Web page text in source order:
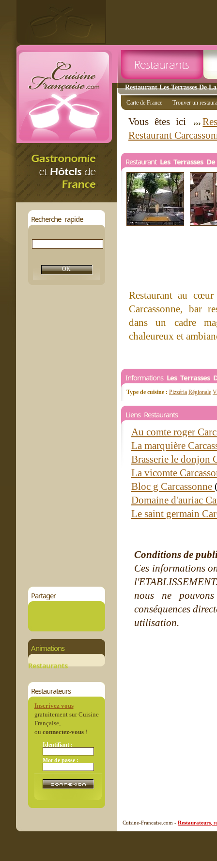
Restaurant Les Terrasses De
Recherche rapide
Partager
Animations
Restaurants
Restaurateurs
Inscrivez vous
gratuitement sur Cuisine
Française,
ou connectez-vous!
Identifiant :
Mot de passe :
Carte de France Trouver un
Vous êtes ici
Restaurant
Restaurant Les Terrasses
Restaurant au
Carcassonne, bar
dans un cadre
chaleureux et
Informations Les Terrasses
Type de cuisine : Pizzéria Régionale
Liens Restaurants
Au comte roger
La marquière
Brasserie le donjon
La vicomte
Bloc g Carcassonne
Domaine d'auriac
Le saint germain
Conditions de
Ces informations
nous ne
conséquences
utilisation.
Cuisine-Francaise.com - Restaurateurs ,